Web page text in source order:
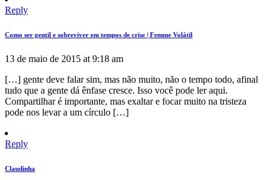
Reply
Como ser gentil e sobreviver em tempos de crise | Femme Volátil
13 de maio de 2015 at 9:18 am
[…] gente deve falar sim, mas não muito, não o tempo todo, afinal
tudo que a gente dá ênfase cresce. Isso você pode ler aqui.
Compartilhar é importante, mas exaltar e focar muito na tristeza
pode nos levar a um círculo […]
Reply
Claudinha